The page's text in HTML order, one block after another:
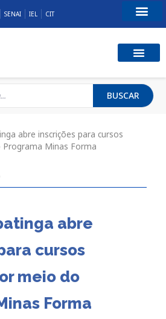
SENAI IEL CIT
BUSCAR
abre inscrições para cursos
Minas Forma
abre
cursos
meio do
Forma